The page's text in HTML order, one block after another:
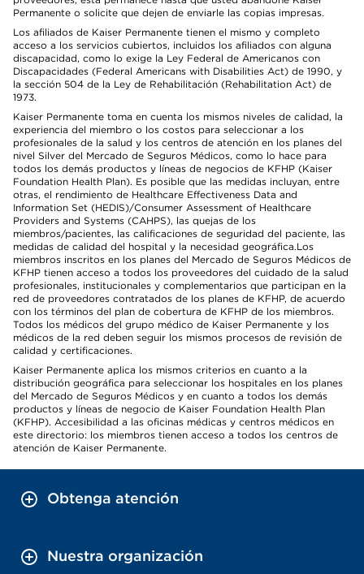
Permanente o solicite que dejen de enviarle las copias impresas.
Los afiliados de Kaiser Permanente tienen el mismo y completo
acceso a los servicios cubiertos, incluidos los afiliados con alguna
discapacidad, como lo exige la Ley Federal de Americanos con
Discapacidades (Federal Americans with Disabilities Act) de 1990, y
la sección 504 de la Ley de Rehabilitación (Rehabilitation Act) de
1973.
Kaiser Permanente toma en cuenta los mismos niveles de calidad, la
experiencia del miembro o los costos para seleccionar a los
profesionales de la salud y los centros de atención en los planes del
nivel Silver del Mercado de Seguros Médicos, como lo hace para
todos los demás productos y líneas de negocios de KFHP (Kaiser
Foundation Health Plan). Es posible que las medidas incluyan, entre
otras, el rendimiento de Healthcare Effectiveness Data and
Information Set (HEDIS)/Consumer Assessment of Healthcare
Providers and Systems (CAHPS), las quejas de los
miembros/pacientes, las calificaciones de seguridad del paciente, las
medidas de calidad del hospital y la necesidad geográfica.Los
miembros inscritos en los planes del Mercado de Seguros Médicos de
KFHP tienen acceso a todos los proveedores del cuidado de la salud
profesionales, institucionales y complementarios que participan en la
red de proveedores contratados de los planes de KFHP, de acuerdo
con los términos del plan de cobertura de KFHP de los miembros.
Todos los médicos del grupo médico de Kaiser Permanente y los
médicos de la red deben seguir los mismos procesos de revisión de
calidad y certificaciones.
Kaiser Permanente aplica los mismos criterios en cuanto a la
distribución geográfica para seleccionar los hospitales en los planes
del Mercado de Seguros Médicos y en cuanto a todos los demás
productos y líneas de negocio de Kaiser Foundation Health Plan
(KFHP). Accesibilidad a las oficinas médicas y centros médicos en
este directorio: los miembros tienen acceso a todos los centros de
atención de Kaiser Permanente.
Obtenga atención
Nuestra organización